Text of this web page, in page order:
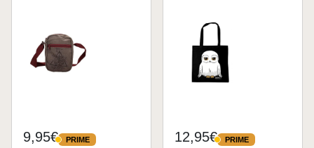
9,95€ PRIME
PRIME 12,95€ PRIME
PRIME